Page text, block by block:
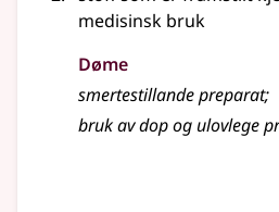
medisinsk bruk
Døme
smertestillande preparat;
bruk av dop og ulovlege